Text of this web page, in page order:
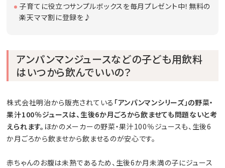
子育てに役立つサンプルボックスを毎月プレゼント中！無料の
楽天ママ割に登録を♪
アンパンマンジュースなどの子ども用飲料
はいつから飲んでいいの？
株式会社明治から販売されている 「アンパンマンシリーズ」の野菜・
果汁100％ジュースは、生後6か月ごろから飲ませても問題ないと考
えられます。 ほかのメーカーの野菜・果汁100％ジュースも、生後6
か月ごろから飲ませから飲ませるのが安心です。
赤ちゃんのお腹は未熟であるため、生後6か月未満の子にジュース